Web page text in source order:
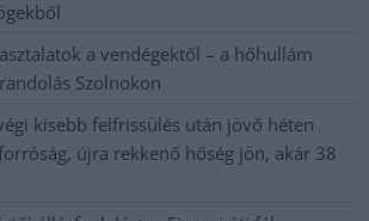
a vendégektől – a hőhullám
Szolnokon
kisebb felfrissülés után jövő héten
újra rekkenő hőség jön, akár 38